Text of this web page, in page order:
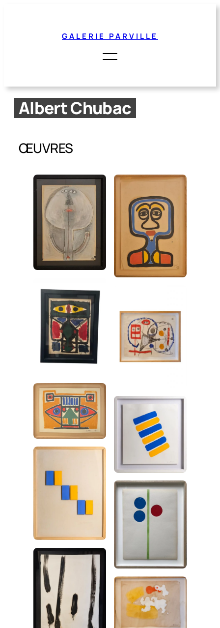
GALERIE PARVILLE
Albert Chubac
ŒUVRES